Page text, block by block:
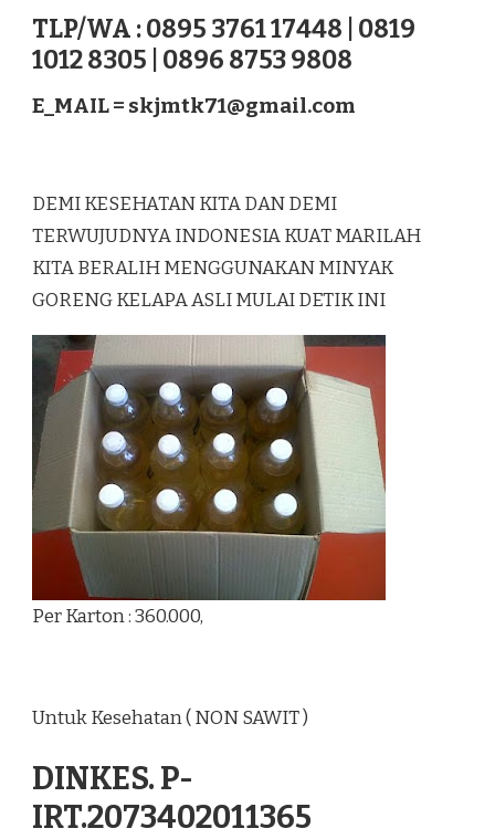
TLP/WA : 0895 3761 17448 | 0819
1012 8305 | 0896 8753 9808
E_MAIL = skjmtk71@gmail.com
DEMI KESEHATAN KITA DAN DEMI
TERWUJUDNYA INDONESIA KUAT MARILAH
KITA BERALIH MENGGUNAKAN MINYAK
GORENG KELAPA ASLI MULAI DETIK INI
Per Karton : 360.000,
Untuk Kesehatan ( NON SAWIT )
DINKES. P-
IRT.2073402011365